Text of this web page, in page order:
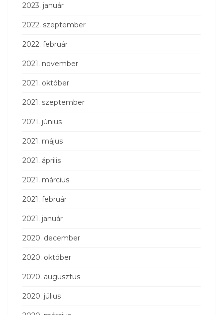
2023. január
2022. szeptember
2022. február
2021. november
2021. október
2021. szeptember
2021. június
2021. május
2021. április
2021. március
2021. február
2021. január
2020. december
2020. október
2020. augusztus
2020. július